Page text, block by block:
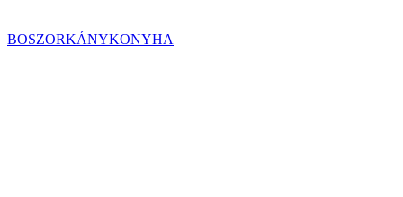
BOSZORKÁNYKONYHA